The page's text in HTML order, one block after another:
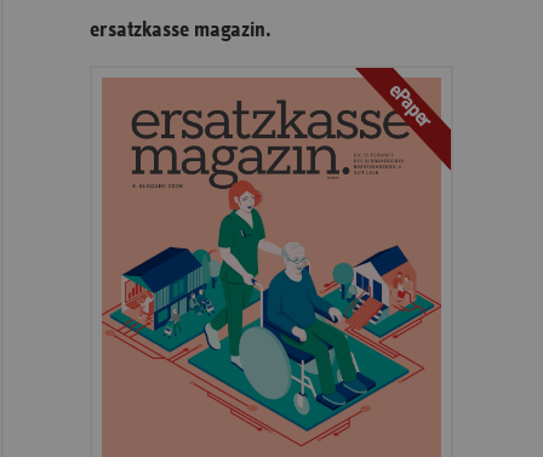
ersatzkasse magazin.
ePaper